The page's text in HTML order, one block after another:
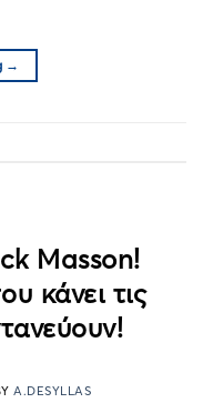
→
Masson!
κάνει τις
A.DESYLLAS